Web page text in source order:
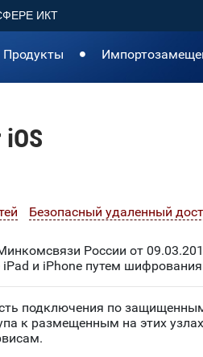
ИКТ
Продукты
Безопасный удаленный
России от
и iPhone путем шифрования
подключения по
к размещенным на этих